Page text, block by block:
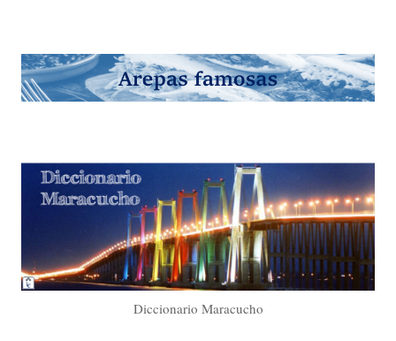
Diccionario Maracucho